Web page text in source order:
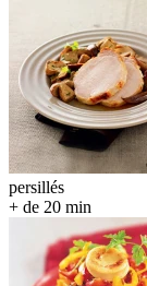
persillés
+ de 20 min